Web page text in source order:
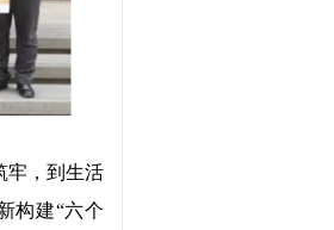
牢，到生活
构建“六个